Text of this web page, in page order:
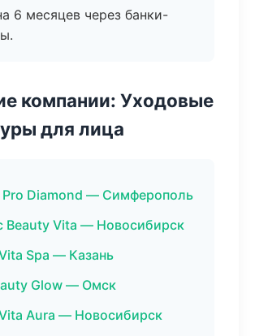
6 месяцев через банки-
компании: Уходовые
для лица
Pro Diamond — Симферополь
Beauty Vita — Новосибирск
Spa — Казань
Glow — Омск
Aura — Новосибирск